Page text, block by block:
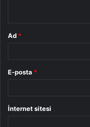
Ad *
E-posta *
İnternet sitesi